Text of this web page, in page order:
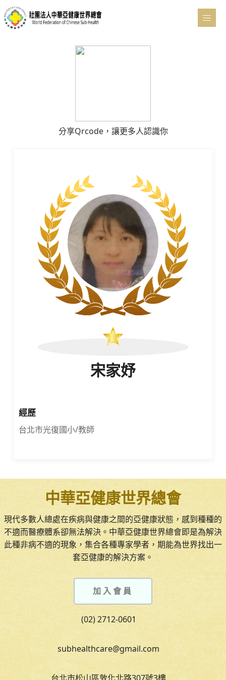
分享Qrcode，讓更多人認識你
宋家妤
經歷
台北市光復國小/教師
中華亞健康世界總會
現代多數人總處在疾病與健康之間的亞健康狀態，感到種種的
不適而醫療體系卻無法解決。中華亞健康世界總會即是為解決
此種非病不適的現象，集合各種專家學者，期能為世界找出一
套亞健康的解決方案。
加入會員
(02) 2712-0601
subhealthcare@gmail.com